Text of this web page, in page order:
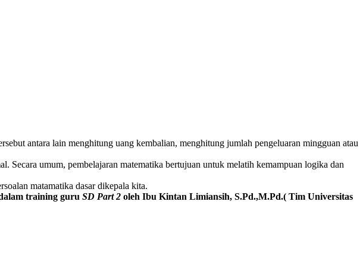
antara lain menghitung uang kembalian, menghitung jumlah pengeluaran mingguan atau
Secara umum, pembelajaran matematika bertujuan untuk melatih kemampuan logika dan
matamatika dasar dikepala kita.
training guru SD Part 2 oleh Ibu Kintan Limiansih, S.Pd.,M.Pd.( Tim Universitas